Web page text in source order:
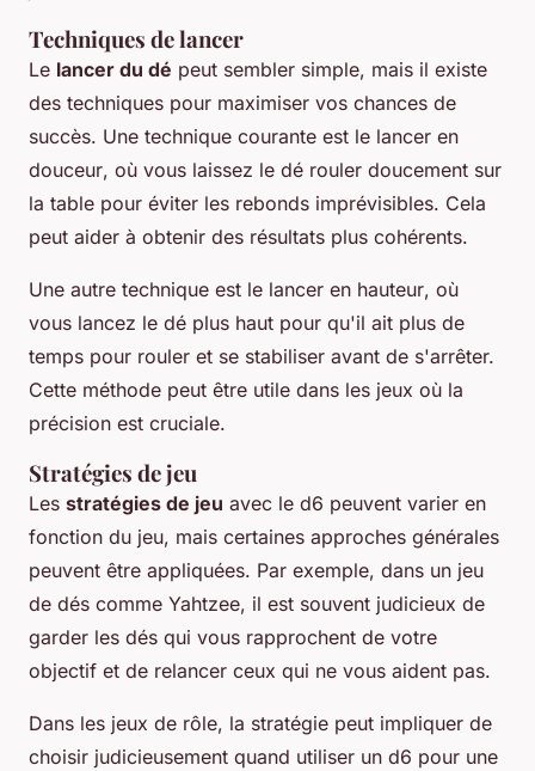
Techniques de lancer
Le lancer du dé peut sembler simple, mais il existe
des techniques pour maximiser vos chances de
succès. Une technique courante est le lancer en
douceur, où vous laissez le dé rouler doucement sur
la table pour éviter les rebonds imprévisibles. Cela
peut aider à obtenir des résultats plus cohérents.
Une autre technique est le lancer en hauteur, où
vous lancez le dé plus haut pour qu'il ait plus de
temps pour rouler et se stabiliser avant de s'arrêter.
Cette méthode peut être utile dans les jeux où la
précision est cruciale.
Stratégies de jeu
Les stratégies de jeu avec le d6 peuvent varier en
fonction du jeu, mais certaines approches générales
peuvent être appliquées. Par exemple, dans un jeu
de dés comme Yahtzee, il est souvent judicieux de
garder les dés qui vous rapprochent de votre
objectif et de relancer ceux qui ne vous aident pas.
Dans les jeux de rôle, la stratégie peut impliquer de
choisir judicieusement quand utiliser un d6 pour une